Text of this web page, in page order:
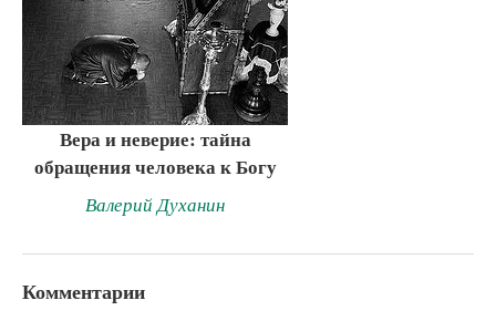
Вера и неверие: тайна
обращения человека к Богу
Валерий Духанин
Комментарии